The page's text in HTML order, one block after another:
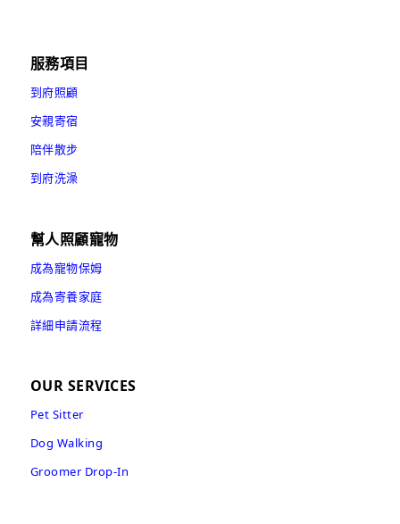
服務項目
到府照顧
安親寄宿
陪伴散步
到府洗澡
幫人照顧寵物
成為寵物保姆
成為寄養家庭
詳細申請流程
OUR SERVICES
Pet Sitter
Dog Walking
Groomer Drop-In